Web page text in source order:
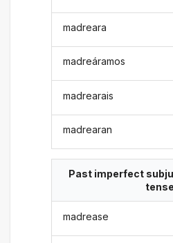
madreara
madreáramos
madrearais
madrearan
Past imperfect
tense
madrease